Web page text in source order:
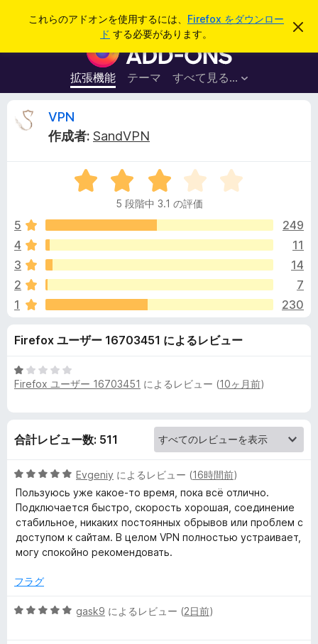
これらのアドオンを使用するには、 Firefox をダウンロー
ド する必要があります。
こ
を
F
i
r
e
ラ
ウ
ザ
ー
ド
オ
ン
拡張機能 テーマ すべて見る...
ログイン
V
の
レ
ビ
ュ
ー
VPN
作成者: SandVPN
5
段
中
.
の
価
5 段階中 3.1 の評価
5
249
4
11
3
14
2
7
1
230
Firefox ユーザー 16703451 によるレビュー
5
段
の
価
Firefox ユーザー 16703451 によるレビュー (10ヶ月前)
合計レビュー数: 511
5
段
階
中
5
の
価
Evgeniy によるレビュー (16時間前)
Пользуюсь уже какое-то время, пока всё отлично.
Подключается быстро, скорость хорошая, соединение
стабильное, никаких постоянных обрывов или проблем с
доступом к сайтам. В целом VPN полностью устраивает,
могу спокойно рекомендовать.
フラグ
5
gask9 によるレビュー (2日前)